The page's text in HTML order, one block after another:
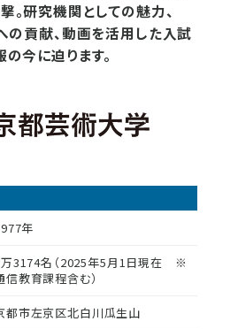
。研究機関としての魅力、
貢献、動画を活用した入試
今に迫ります。
年
3174名（2025年5月1日現在 ※
信教育課程含む）
都市左京区北白川瓜生山